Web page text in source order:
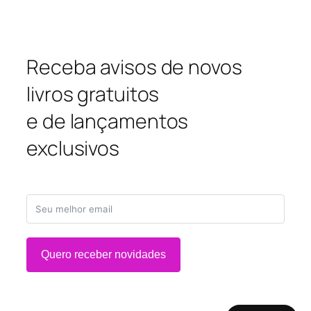
Receba avisos de novos
livros gratuitos
e de lançamentos
exclusivos
Quero receber novidades